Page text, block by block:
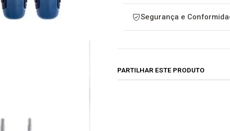
Segurança e
PARTILHAR ESTE PRODUTO